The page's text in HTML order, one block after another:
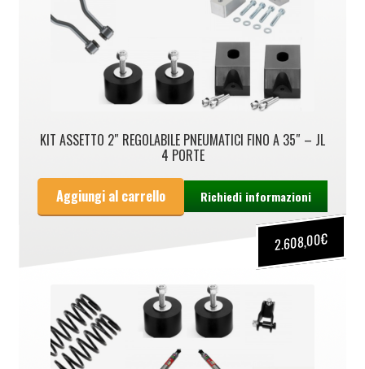
KIT ASSETTO 2″ REGOLABILE PNEUMATICI FINO A 35″ – JL
4 PORTE
2.608,00€
Aggiungi al carrello Richiedi informazioni